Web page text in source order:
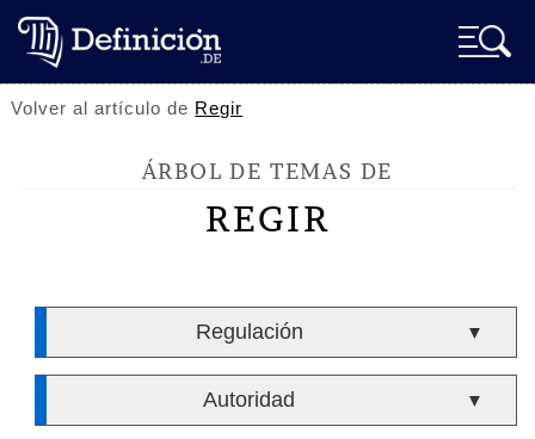
Volver al artículo de Regir
ÁRBOL DE TEMAS DE
REGIR
Regulación ▼
Autoridad ▼